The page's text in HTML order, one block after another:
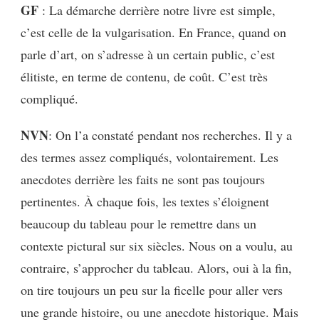
GF : La démarche derrière notre livre est simple,
c’est celle de la vulgarisation. En France, quand on
parle d’art, on s’adresse à un certain public, c’est
élitiste, en terme de contenu, de coût. C’est très
compliqué.
NVN: On l’a constaté pendant nos recherches. Il y a
des termes assez compliqués, volontairement. Les
anecdotes derrière les faits ne sont pas toujours
pertinentes. À chaque fois, les textes s’éloignent
beaucoup du tableau pour le remettre dans un
contexte pictural sur six siècles. Nous on a voulu, au
contraire, s’approcher du tableau. Alors, oui à la fin,
on tire toujours un peu sur la ficelle pour aller vers
une grande histoire, ou une anecdote historique. Mais